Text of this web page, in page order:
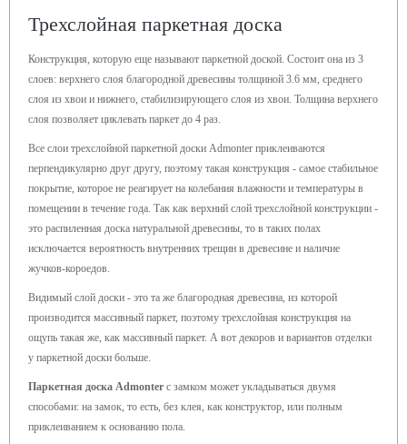
Трехслойная паркетная доска
Конструкция, которую еще называют паркетной доской. Состоит она из 3
слоев: верхнего слоя благородной древесины толщиной 3.6 мм, среднего
слоя из хвои и нижнего, стабилизирующего слоя из хвои. Толщина верхнего
слоя позволяет циклевать паркет до 4 раз.
Все слои трехслойной паркетной доски Admonter приклеиваются
перпендикулярно друг другу, поэтому такая конструкция - самое стабильное
покрытие, которое не реагирует на колебания влажности и температуры в
помещении в течение года. Так как верхний слой трехслойной конструкции -
это распиленная доска натуральной древесины, то в таких полах
исключается вероятность внутренних трещин в древесине и наличие
жучков-короедов.
Видимый слой доски - это та же благородная древесина, из которой
производится массивный паркет, поэтому трехслойная конструкция на
ощупь такая же, как массивный паркет. А вот декоров и вариантов отделки
у паркетной доски больше.
Паркетная доска Admonter с замком может укладываться двумя
способами: на замок, то есть, без клея, как конструктор, или полным
приклеиванием к основанию пола.